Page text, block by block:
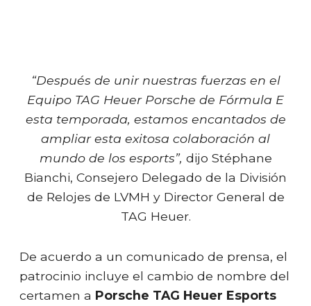
“Después de unir nuestras fuerzas en el
Equipo TAG Heuer Porsche de Fórmula E
esta temporada, estamos encantados de
ampliar esta exitosa colaboración al
mundo de los esports”, dijo Stéphane
Bianchi, Consejero Delegado de la División
de Relojes de LVMH y Director General de
TAG Heuer.
De acuerdo a un comunicado de prensa, el
patrocinio incluye el cambio de nombre del
certamen a Porsche TAG Heuer Esports